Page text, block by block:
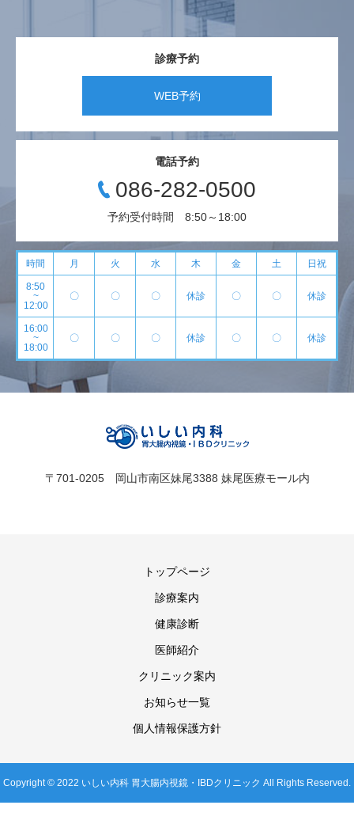
診療予約
WEB予約
電話予約
086-282-0500
予約受付時間 8:50～18:00
時間 月 火 水 木 金 土 日祝
8:50
~
12:00
〇 〇 〇 休診 〇 〇 休診
16:00
~
18:00
〇 〇 〇 休診 〇 〇 休診
〒701-0205 岡山市南区妹尾3388 妹尾医療モール内
トップページ
診療案内
健康診断
医師紹介
クリニック案内
お知らせ一覧
個人情報保護方針
Copyright © 2022 いしい内科 胃大腸内視鏡・IBDクリニック All Rights Reserved.